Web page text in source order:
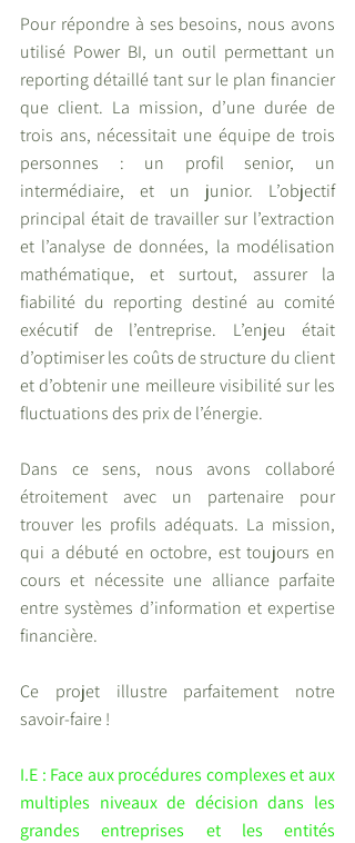
Pour répondre à ses besoins, nous avons
utilisé Power BI, un outil permettant un
reporting détaillé tant sur le plan financier
que client. La mission, d’une durée de
trois ans, nécessitait une équipe de trois
personnes : un profil senior, un
intermédiaire, et un junior. L’objectif
principal était de travailler sur l’extraction
et l’analyse de données, la modélisation
mathématique, et surtout, assurer la
fiabilité du reporting destiné au comité
exécutif de l’entreprise. L’enjeu était
d’optimiser les coûts de structure du client
et d’obtenir une meilleure visibilité sur les
fluctuations des prix de l’énergie.
Dans ce sens, nous avons collaboré
étroitement avec un partenaire pour
trouver les profils adéquats. La mission,
qui a débuté en octobre, est toujours en
cours et nécessite une alliance parfaite
entre systèmes d’information et expertise
financière.
Ce projet illustre parfaitement notre
savoir-faire !
I.E : Face aux procédures complexes et aux
multiples niveaux de décision dans les
grandes entreprises et les entités